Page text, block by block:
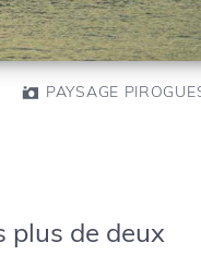
PAYSAGE
plus de deux